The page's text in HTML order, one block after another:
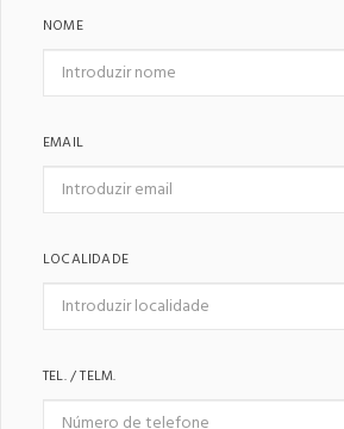
NOME
EMAIL
LOCALIDADE
TEL. / TELM.